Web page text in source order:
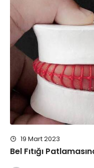
19 Mart 2023
Bel Fıtığı